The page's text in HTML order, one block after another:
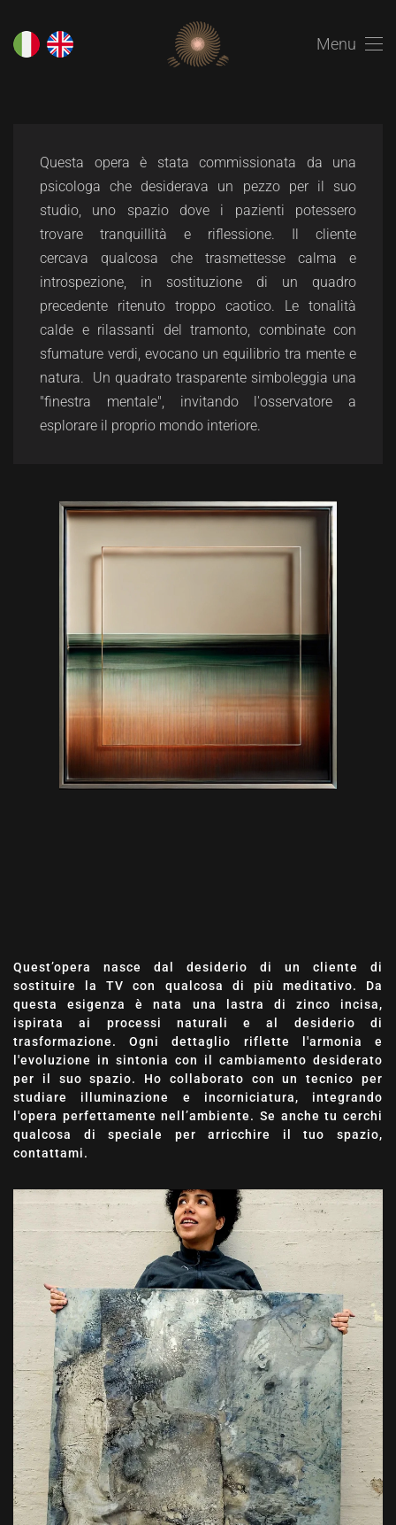
Menu
Questa opera è stata commissionata da una
psicologa che desiderava un pezzo per il suo
studio, uno spazio dove i pazienti potessero
trovare tranquillità e riflessione. Il cliente
cercava qualcosa che trasmettesse calma e
introspezione, in sostituzione di un quadro
precedente ritenuto troppo caotico. Le tonalità
calde e rilassanti del tramonto, combinate con
sfumature verdi, evocano un equilibrio tra mente e
natura. Un quadrato trasparente simboleggia una
"finestra mentale", invitando l'osservatore a
esplorare il proprio mondo interiore.
Quest’opera nasce dal desiderio di un cliente di
sostituire la TV con qualcosa di più meditativo. Da
questa esigenza è nata una lastra di zinco incisa,
ispirata ai processi naturali e al desiderio di
trasformazione. Ogni dettaglio riflette l'armonia e
l'evoluzione in sintonia con il cambiamento desiderato
per il suo spazio. Ho collaborato con un tecnico per
studiare illuminazione e incorniciatura, integrando
l'opera perfettamente nell’ambiente. Se anche tu cerchi
qualcosa di speciale per arricchire il tuo spazio,
contattami.